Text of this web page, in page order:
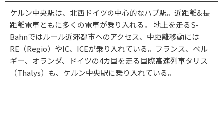
ケルン中央駅は、北西ドイツの中心的なハブ駅。近距離&長
距離電車ともに多くの電車が乗り入れる。 地上を走るS-
Bahnではルール近郊都市へのアクセス、中距離移動には
RE（Regio）やIC、ICEが乗り入れている。フランス、ベル
ギー、オランダ、ドイツの4カ国を走る国際高速列車タリス
（Thalys）も、ケルン中央駅に乗り入れている。